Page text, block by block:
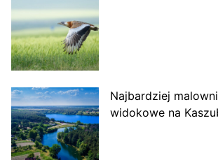
Najbardziej
widokowe na